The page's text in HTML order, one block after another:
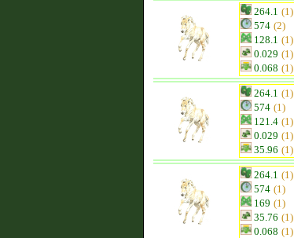
264.1 (1)
574 (2)
128.1 (1)
0.029 (1)
0.068 (1)
264.1 (1)
574 (1)
121.4 (1)
0.029 (1)
35.96 (1)
264.1 (1)
574 (1)
169 (1)
35.76 (1)
0.068 (1)